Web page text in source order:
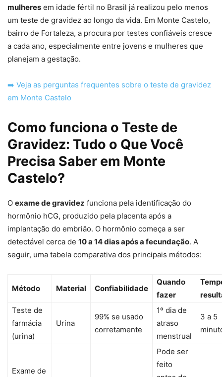
mulheres em idade fértil no Brasil já realizou pelo menos
um teste de gravidez ao longo da vida. Em Monte Castelo,
bairro de Fortaleza, a procura por testes confiáveis cresce
a cada ano, especialmente entre jovens e mulheres que
planejam a gestação.
➡️ Veja as perguntas frequentes sobre o teste de gravidez
em Monte Castelo
Como funciona o Teste de
Gravidez: Tudo o Que Você
Precisa Saber em Monte
Castelo?
O exame de gravidez funciona pela identificação do
hormônio hCG, produzido pela placenta após a
implantação do embrião. O hormônio começa a ser
detectável cerca de 10 a 14 dias após a fecundação. A
seguir, uma tabela comparativa dos principais métodos:
Método Material Confiabilidade
Quando
fazer
Teste de
farmácia
(urina)
Urina
99% se usado
corretamente
1º dia de
atraso
menstrual
3 a 5
Exame de
Pode ser
feito